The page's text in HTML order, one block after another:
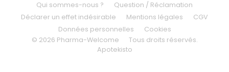
Qui sommes-nous ?
Question / Réclamation
Déclarer un effet indésirable
Mentions légales
CGV
Données personnelles
Cookies
© 2026 Pharma-Welcome
Tous droits réservés.
Apotekisto